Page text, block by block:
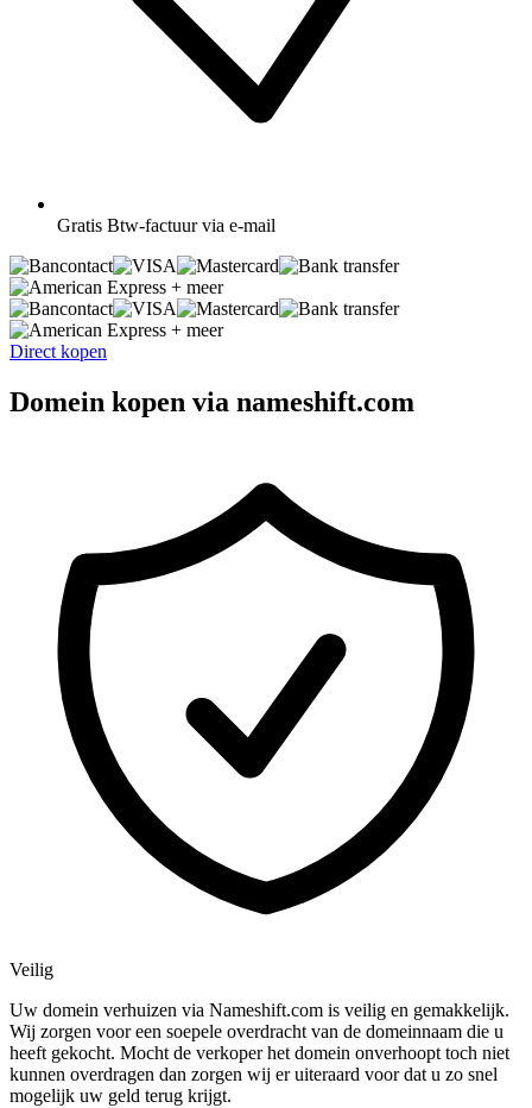
Gratis Btw-factuur via e-mail
+ meer
+ meer
Direct kopen
Domein kopen via nameshift.com
Veilig
Uw domein verhuizen via Nameshift.com is veilig en gemakkelijk.
Wij zorgen voor een soepele overdracht van de domeinnaam die u
heeft gekocht. Mocht de verkoper het domein onverhoopt toch niet
kunnen overdragen dan zorgen wij er uiteraard voor dat u zo snel
mogelijk uw geld terug krijgt.